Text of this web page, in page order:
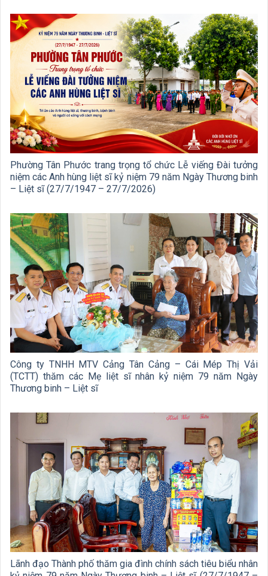
Phường Tân Phước trang trọng tổ chức Lễ viếng Đài tưởng
niệm các Anh hùng liệt sĩ kỷ niệm 79 năm Ngày Thương binh
– Liệt sĩ (27/7/1947 – 27/7/2026)
Công ty TNHH MTV Cảng Tân Cảng – Cái Mép Thị Vải
(TCTT) thăm các Mẹ liệt sĩ nhân kỷ niệm 79 năm Ngày
Thương binh – Liệt sĩ
Lãnh đạo Thành phố thăm gia đình chính sách tiêu biểu nhân